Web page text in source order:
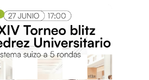
XXXIV
Torneo
Blitz
de
Ajedrez
Universitario